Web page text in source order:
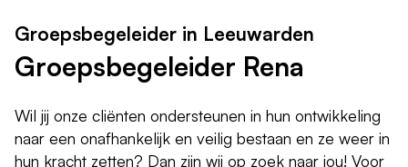
Groepsbegeleider in Leeuwarden
Groepsbegeleider Rena
Wil jij onze cliënten ondersteunen in hun ontwikkeling
naar een onafhankelijk en veilig bestaan en ze weer in
hun kracht zetten? Dan zijn wij op zoek naar jou! Voor